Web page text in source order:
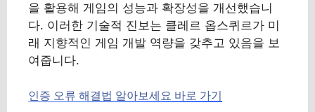
을 활용해 게임의 성능과 확장성을 개선했습니
다. 이러한 기술적 진보는 클레르 옵스퀴르가 미
래 지향적인 게임 개발 역량을 갖추고 있음을 보
여줍니다.
인증 오류 해결법 알아보세요 바로 가기